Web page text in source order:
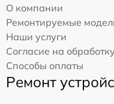
О компании
Ремонтируемые
Наши услуги
Согласие на
Способы оплаты
Ремонт